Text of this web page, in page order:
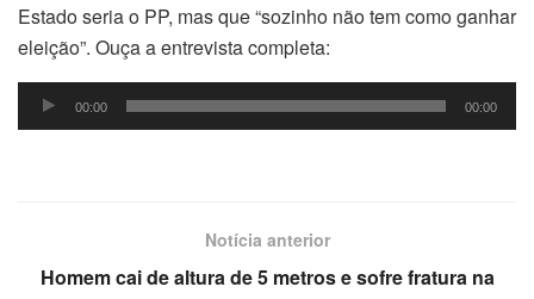
Estado seria o PP, mas que “sozinho não tem como ganhar
eleição”. Ouça a entrevista completa:
Tocador
de
00:00 00:00
Notícia anterior
Homem cai de altura de 5 metros e sofre fratura na